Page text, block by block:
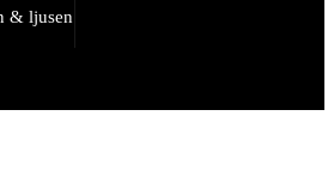
& ljusen